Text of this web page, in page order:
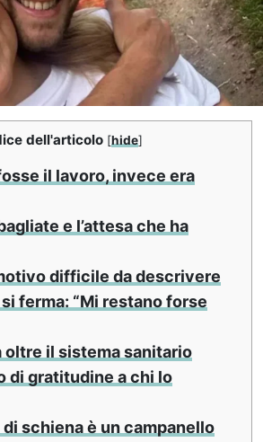
dell'articolo [hide]
il lavoro, invece era
e l’attesa che ha
difficile da descrivere
ferma: “Mi restano forse
oltre il sistema sanitario
di gratitudine a chi lo
di schiena è un campanello